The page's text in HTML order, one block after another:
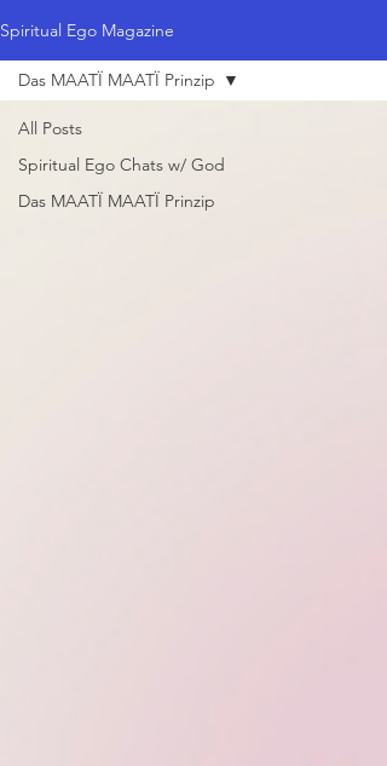
Spiritual Ego Magazine
All Posts
Spiritual Ego Chats w/ God
Das MAATÏ MAATÏ Prinzip
Das MAATÏ MAATÏ Prinzip